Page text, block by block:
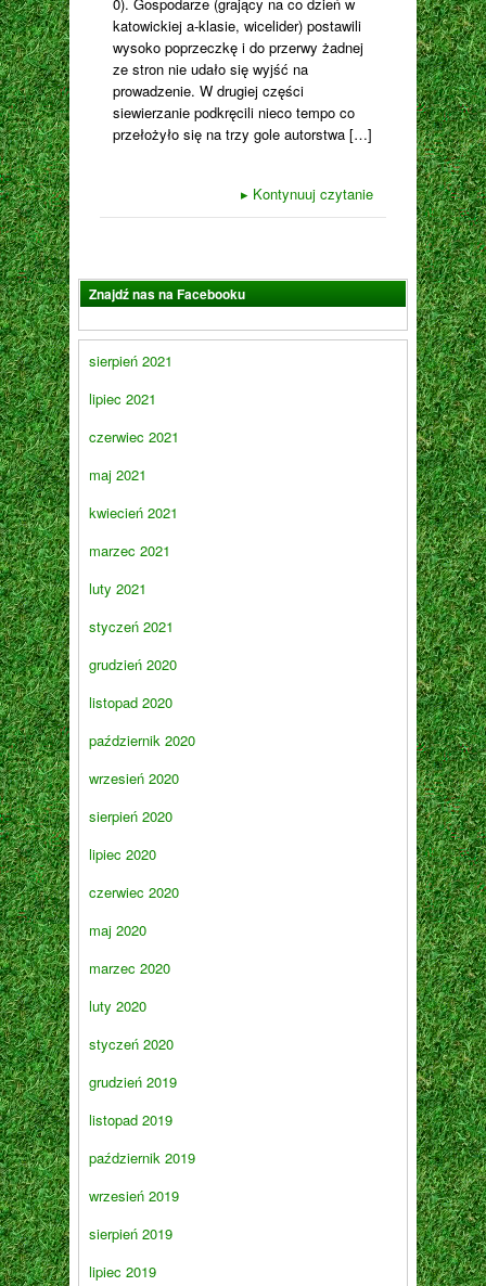
katowickiej a-klasie, wicelider) postawili
wysoko poprzeczkę i do przerwy żadnej
ze stron nie udało się wyjść na
prowadzenie. W drugiej części
siewierzanie podkręcili nieco tempo co
przełożyło się na trzy gole autorstwa […]
▸ Kontynuuj czytanie
Znajdź nas na Facebooku
sierpień 2021
lipiec 2021
czerwiec 2021
maj 2021
kwiecień 2021
marzec 2021
luty 2021
styczeń 2021
grudzień 2020
listopad 2020
październik 2020
wrzesień 2020
sierpień 2020
lipiec 2020
czerwiec 2020
maj 2020
marzec 2020
luty 2020
styczeń 2020
grudzień 2019
listopad 2019
październik 2019
wrzesień 2019
sierpień 2019
lipiec 2019